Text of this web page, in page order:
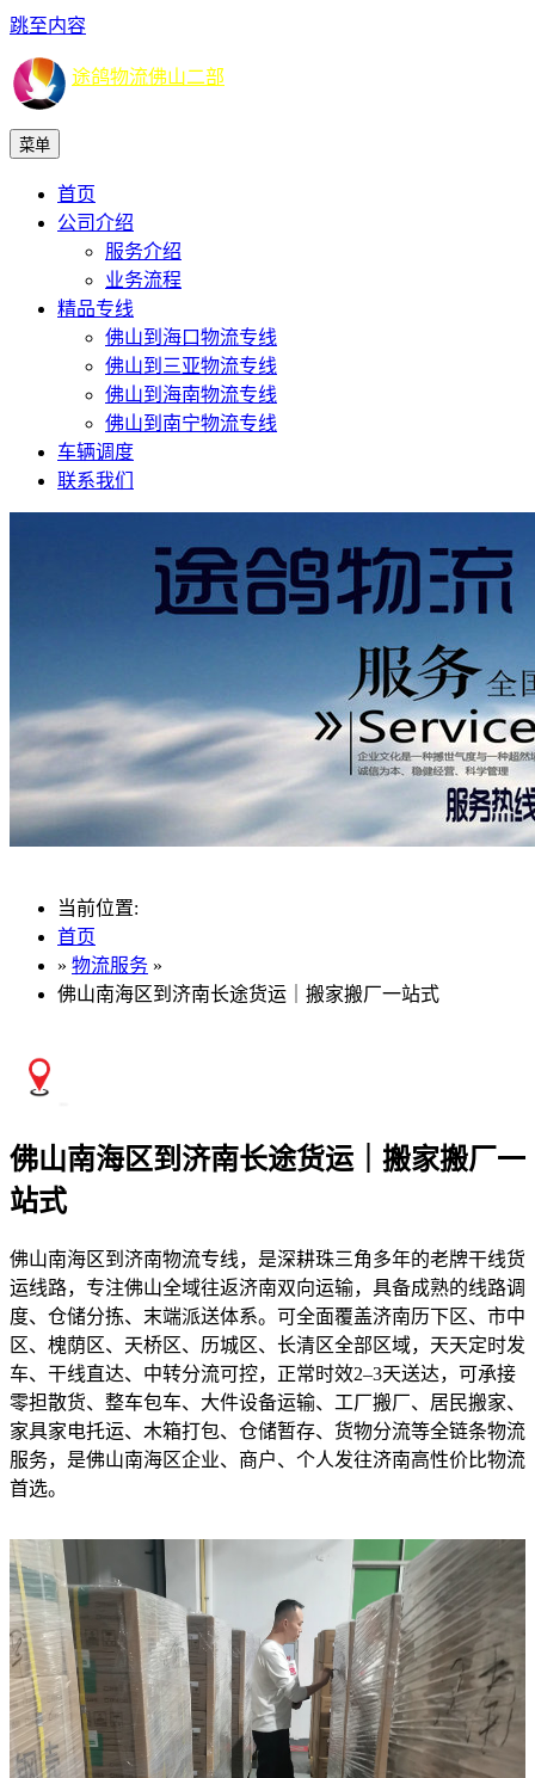
跳至内容
途鸽物流佛山二部
菜单
首页
公司介绍
服务介绍
业务流程
精品专线
佛山到海口物流专线
佛山到三亚物流专线
佛山到海南物流专线
佛山到南宁物流专线
车辆调度
联系我们
当前位置:
首页
» 物流服务 »
佛山南海区到济南长途货运｜搬家搬厂一站式
佛山南海区到济南长途货运｜搬家搬厂一
站式
佛山南海区到济南物流专线，是深耕珠三角多年的老牌干线货
运线路，专注佛山全域往返济南双向运输，具备成熟的线路调
度、仓储分拣、末端派送体系。可全面覆盖济南历下区、市中
区、槐荫区、天桥区、历城区、长清区全部区域，天天定时发
车、干线直达、中转分流可控，正常时效2–3天送达，可承接
零担散货、整车包车、大件设备运输、工厂搬厂、居民搬家、
家具家电托运、木箱打包、仓储暂存、货物分流等全链条物流
服务，是佛山南海区企业、商户、个人发往济南高性价比物流
首选。